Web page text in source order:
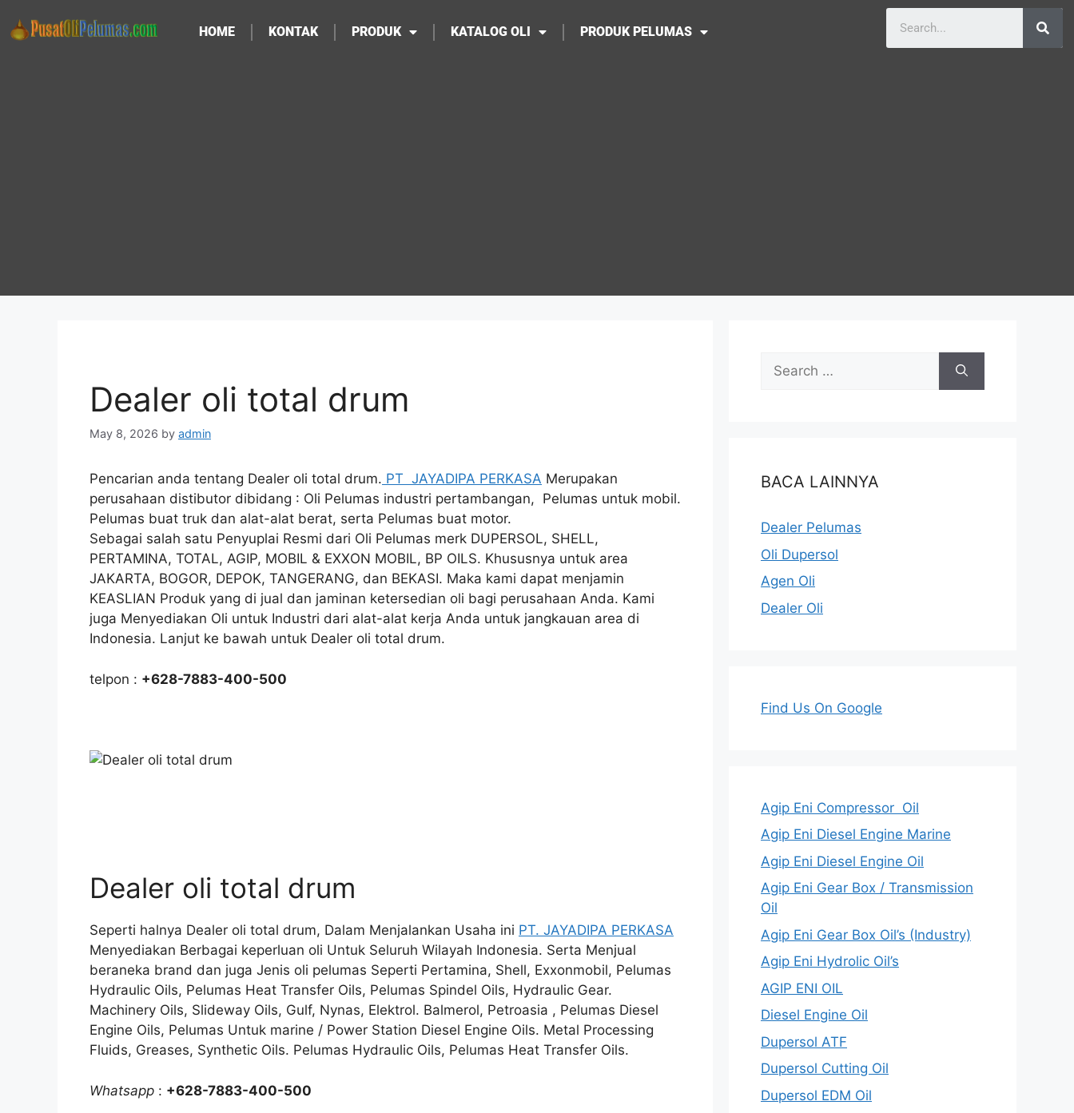
HOME KONTAK PRODUK KATALOG OLI PRODUK PELUMAS
Dealer oli total drum
May 8, 2026 by admin
Pencarian anda tentang Dealer oli total drum. PT JAYADIPA PERKASA Merupakan
perusahaan distibutor dibidang : Oli Pelumas industri pertambangan, Pelumas untuk mobil.
Pelumas buat truk dan alat-alat berat, serta Pelumas buat motor.
Sebagai salah satu Penyuplai Resmi dari Oli Pelumas merk DUPERSOL, SHELL,
PERTAMINA, TOTAL, AGIP, MOBIL & EXXON MOBIL, BP OILS. Khususnya untuk area
JAKARTA, BOGOR, DEPOK, TANGERANG, dan BEKASI. Maka kami dapat menjamin
KEASLIAN Produk yang di jual dan jaminan ketersedian oli bagi perusahaan Anda. Kami
juga Menyediakan Oli untuk Industri dari alat-alat kerja Anda untuk jangkauan area di
Indonesia. Lanjut ke bawah untuk Dealer oli total drum.
telpon : +628-7883-400-500
Dealer oli total drum
Seperti halnya Dealer oli total drum, Dalam Menjalankan Usaha ini PT. JAYADIPA PERKASA
Menyediakan Berbagai keperluan oli Untuk Seluruh Wilayah Indonesia. Serta Menjual
beraneka brand dan juga Jenis oli pelumas Seperti Pertamina, Shell, Exxonmobil, Pelumas
Hydraulic Oils, Pelumas Heat Transfer Oils, Pelumas Spindel Oils, Hydraulic Gear.
Machinery Oils, Slideway Oils, Gulf, Nynas, Elektrol. Balmerol, Petroasia , Pelumas Diesel
Engine Oils, Pelumas Untuk marine / Power Station Diesel Engine Oils. Metal Processing
Fluids, Greases, Synthetic Oils. Pelumas Hydraulic Oils, Pelumas Heat Transfer Oils.
Whatsapp : +628-7883-400-500
BACA LAINNYA
Dealer Pelumas
Oli Dupersol
Agen Oli
Dealer Oli
Find Us On Google
Agip Eni Compressor Oil
Agip Eni Diesel Engine Marine
Agip Eni Diesel Engine Oil
Agip Eni Gear Box / Transmission
Oil
Agip Eni Gear Box Oil’s (Industry)
Agip Eni Hydrolic Oil’s
AGIP ENI OIL
Diesel Engine Oil
Dupersol ATF
Dupersol Cutting Oil
Dupersol EDM Oil